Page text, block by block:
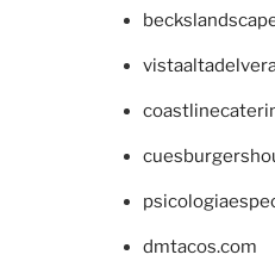
dmtacos.com